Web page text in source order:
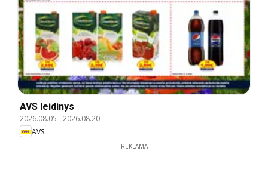
AVS leidinys
2026.08.05 -2026.08.20
AVS
REKLAMA